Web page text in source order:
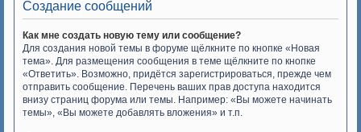
Создание сообщений
Как мне создать новую тему или сообщение?
Для создания новой темы в форуме щёлкните по кнопке «Новая
тема». Для размещения сообщения в теме щёлкните по кнопке
«Ответить». Возможно, придётся зарегистрироваться, прежде чем
отправить сообщение. Перечень ваших прав доступа находится
внизу страниц форума или темы. Например: «Вы можете начинать
темы», «Вы можете добавлять вложения» и т.п.